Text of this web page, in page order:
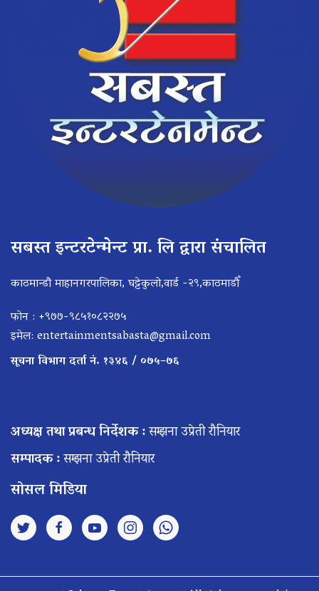
सबस्त इन्टरटेन्मेन्ट प्रा. लि द्वारा संचालित
काठमान्डौ माहानगरपालिका, घट्टेकुलो,वार्ड -२९,काठमाडौँ
फोन : +९७७-९८५१०८२२७५
इमेल: entertainmentsabasta@gmail.com
सूचना विभाग दर्ता नं. १३४६ / ०७५–७६
अध्यक्ष तथा प्रबन्ध निर्देशक :सम्झना उप्रेती रौनियार
सम्पादक :सम्झना उप्रेती रौनियार
सोसल मिडिया